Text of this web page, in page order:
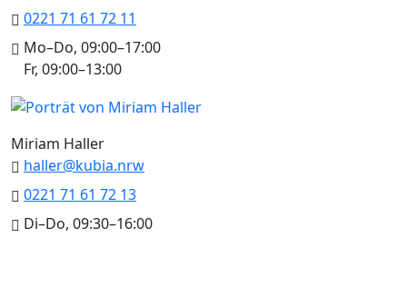
0221 71 61 72 11
Mo–Do, 09:00–17:00
Fr, 09:00–13:00
Miriam Haller
haller@kubia.nrw
0221 71 61 72 13
Di–Do, 09:30–16:00